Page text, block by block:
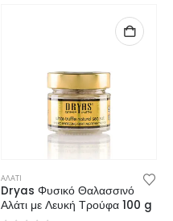
ΑΛΑΤΙ
Dryas Φυσικό Θαλασσινό
Αλάτι με Λευκή Τρούφα 100 g